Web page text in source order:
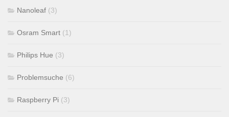
Nanoleaf (3)
Osram Smart (1)
Philips Hue (3)
Problemsuche (6)
Raspberry Pi (3)